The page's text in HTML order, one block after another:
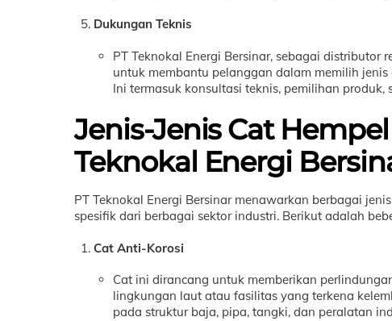
Dukungan Teknis
PT Teknokal Energi Bersinar, sebagai
untuk membantu pelanggan dalam memilih
Ini termasuk konsultasi teknis, pemilihan
Jenis-Jenis Cat
Teknokal Energi
PT Teknokal Energi Bersinar menawarkan berbagai
spesifik dari berbagai sektor industri. Berikut adalah
Cat Anti-Korosi
Cat ini dirancang untuk memberikan
lingkungan laut atau fasilitas yang terkena
pada struktur baja, pipa, tangki, dan peralatan